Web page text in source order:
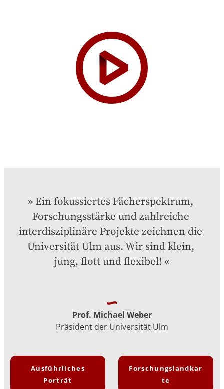
Ein fokussiertes Fächerspektrum,
Forschungsstärke und zahlreiche
interdisziplinäre Projekte zeichnen die
Universität Ulm aus. Wir sind klein,
jung, flott und flexibel!
Prof. Michael Weber
Präsident der Universität Ulm
Ausführliches
Porträt
Forschungslandkar
te